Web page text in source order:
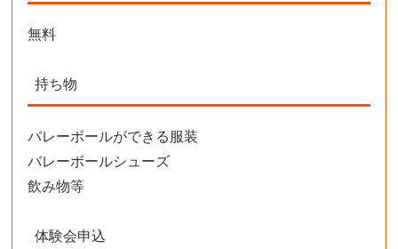
無料
持ち物
バレーボールができる服装
バレーボールシューズ
飲み物等
体験会申込